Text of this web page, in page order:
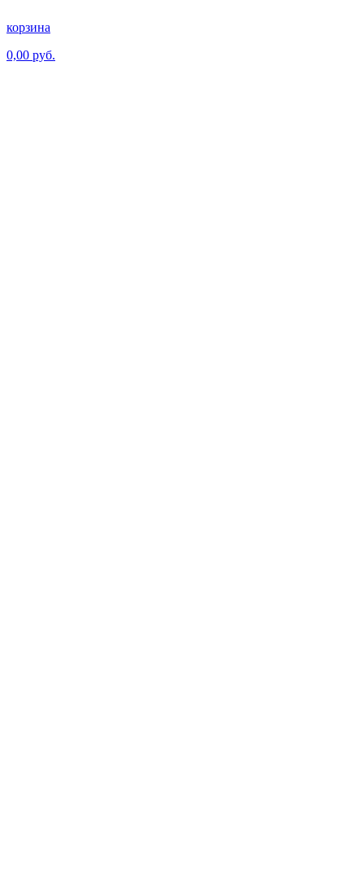
корзина
0,00 руб.